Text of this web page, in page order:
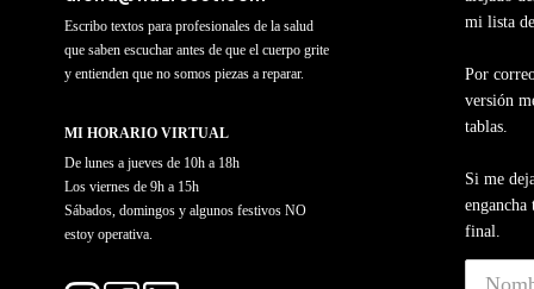
Escribo textos para profesionales de la salud
que saben escuchar antes de que el cuerpo grite
y entienden que no somos piezas a reparar.
MI HORARIO VIRTUAL
De lunes a jueves de 10h a 18h
Los viernes de 9h a 15h
Sábados, domingos y algunos festivos NO
estoy operativa.
mi lista
Por
versión
tablas.
Si me
engancha
final.